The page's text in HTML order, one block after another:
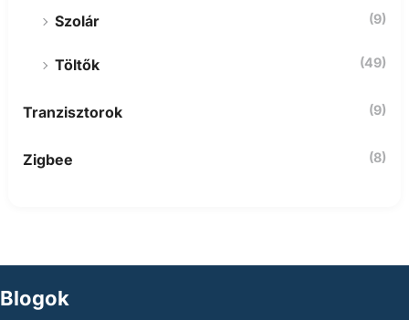
Szolár (9)
Töltők (49)
Tranzisztorok (9)
Zigbee (8)
Blogok